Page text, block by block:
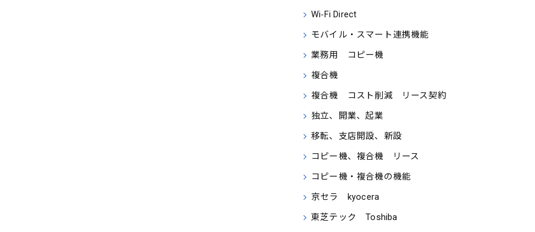
Wi‑Fi Direct
モバイル・スマート連携機能
業務用 コピー機
複合機
複合機 コスト削減 リース契約
独立、開業、起業
移転、支店開設、新設
コピー機、複合機 リース
コピー機・複合機の機能
京セラ kyocera
東芝テック Toshiba